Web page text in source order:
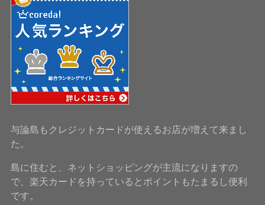
与論島もクレジットカードが使えるお店が増えて来まし
た。
島に住むと、ネットショッピングが主流になりますの
で、楽天カードを持っているとポイントもたまるし便利
です。